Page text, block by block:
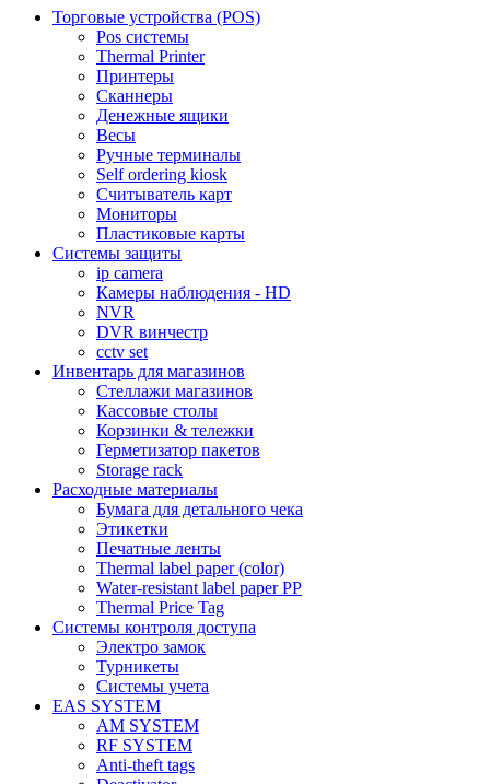
Торговые устройства (POS)
Pos системы
Thermal Printer
Принтеры
Сканнеры
Денежные ящики
Весы
Ручные терминалы
Self ordering kiosk
Считыватель карт
Мониторы
Пластиковые карты
Cистемы защиты
ip camera
Камеры наблюдения - HD
NVR
DVR винчестр
cctv set
Инвентарь для магазинов
Стеллажи магазинов
Кассовые столы
Корзинки & тележки
Герметизатор пакетов
Storage rack
Расходные материалы
Бумага для детального чека
Этикетки
Печатные ленты
Thermal label paper (color)
Water-resistant label paper PP
Thermal Price Tag
Системы контроля доступа
Электро замок
Турникеты
Cистемы учета
EAS SYSTEM
AM SYSTEM
RF SYSTEM
Anti-theft tags